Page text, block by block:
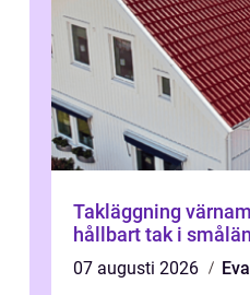
Takläggning värnamo så får du
hållbart tak i
07 augusti 2026